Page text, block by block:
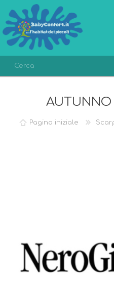
ACCESSOAUTUNNO
Pagina iniziale